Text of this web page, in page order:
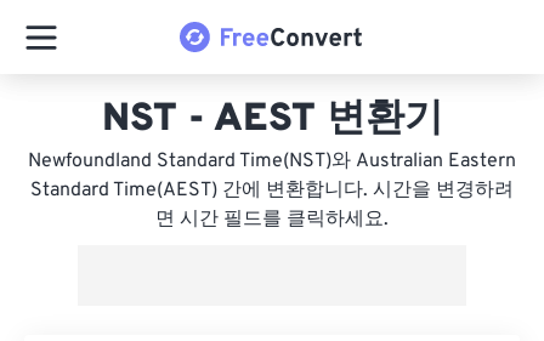
NST - AEST 변환기
Newfoundland Standard Time(NST)와 Australian Eastern
Standard Time(AEST) 간에 변환합니다. 시간을 변경하려
면 시간 필드를 클릭하세요.